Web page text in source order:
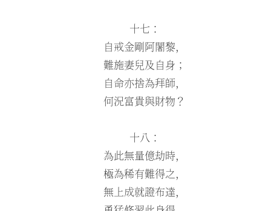
十七：
自戒金剛阿闍黎，
難施妻兒及自身；
自命亦捨為拜師，
何況富貴與財物？
十八：
為此無量億劫時，
極為稀有難得之，
無上成就證布達，